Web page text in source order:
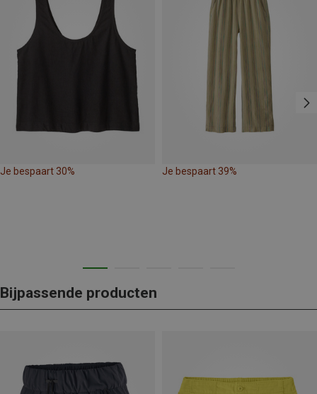
Je bespaart 30% Je bespaart 39%
Bijpassende producten